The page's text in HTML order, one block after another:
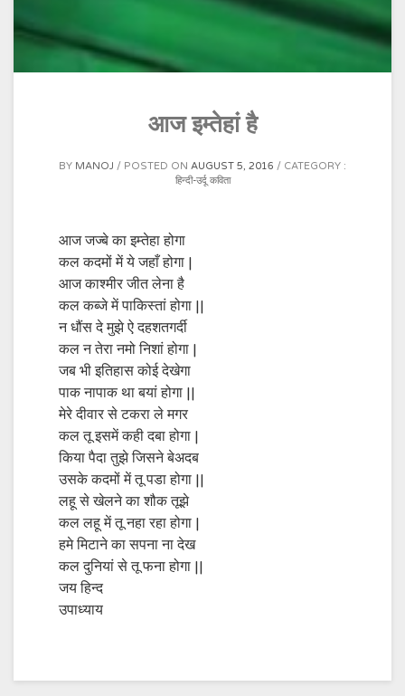
आज इम्तेहां है
BY MANOJ POSTED ON AUGUST 5, 2016
CATEGORY :
हिन्दी-उर्दू कविता
आज जज्बे का इम्तेहा होगा
कल कदमों में ये जहाँ होगा |
आज काश्मीर जीत लेना है
कल कब्जे में पाकिस्तां होगा ||
न धौंस दे मुझे ऐ दहशतगर्दी
कल न तेरा नमो निशां होगा |
जब भी इतिहास कोई देखेगा
पाक नापाक था बयां होगा ||
मेरे दीवार से टकरा ले मगर
कल तू इसमें कही दबा होगा |
किया पैदा तुझे जिसने बेअदब
उसके कदमों में तू पडा होगा ||
लहू से खेलने का शौक तूझे
कल लहू में तू नहा रहा होगा |
हमे मिटाने का सपना ना देख
कल दुनियां से तू फना होगा ||
जय हिन्द
उपाध्याय